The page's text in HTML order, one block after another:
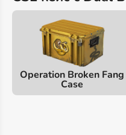
Operation Broken Fang
Case